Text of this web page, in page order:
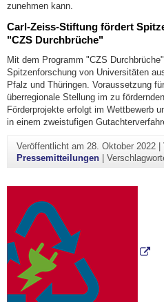
zunehmen kann.
Carl-Zeiss-Stiftung fördert
"CZS Durchbrüche"
Mit dem Programm "CZS
Spitzenforschung von Universitäten
Pfalz und Thüringen. Voraussetzung
überregionale Stellung im zu
Förderprojekte erfolgt im Wettbewerb
in einem zweistufigen
Veröffentlicht am 28. Oktober 2022|
Pressemitteilungen|